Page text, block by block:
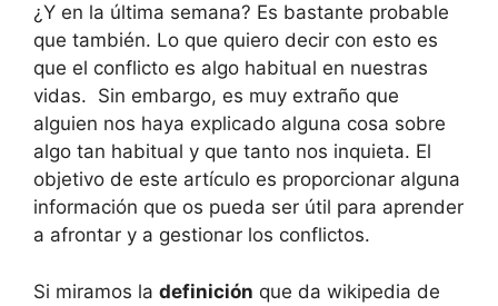
¿Y en la última semana? Es bastante probable
que también. Lo que quiero decir con esto es
que el conflicto es algo habitual en nuestras
vidas. Sin embargo, es muy extraño que
alguien nos haya explicado alguna cosa sobre
algo tan habitual y que tanto nos inquieta. El
objetivo de este artículo es proporcionar alguna
información que os pueda ser útil para aprender
a afrontar y a gestionar los conflictos.
Si miramos la definición que da wikipedia de